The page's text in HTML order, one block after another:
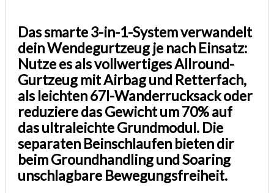
Das smarte 3-in-1-System verwandelt
dein Wendegurtzeug je nach Einsatz:
Nutze es als vollwertiges Allround-
Gurtzeug mit Airbag und Retterfach,
als leichten 67l-Wanderrucksack oder
reduziere das Gewicht um 70% auf
das ultraleichte Grundmodul. Die
separaten Beinschlaufen bieten dir
beim Groundhandling und Soaring
unschlagbare Bewegungsfreiheit.